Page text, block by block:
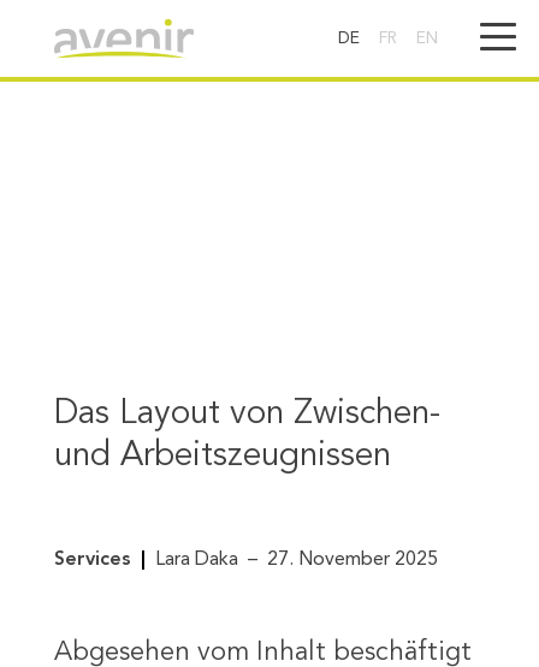
DE FR EN
Das Layout von Zwischen-
und Arbeitszeugnissen
Services Lara Daka 27. November 2025
Abgesehen vom Inhalt beschäftigt